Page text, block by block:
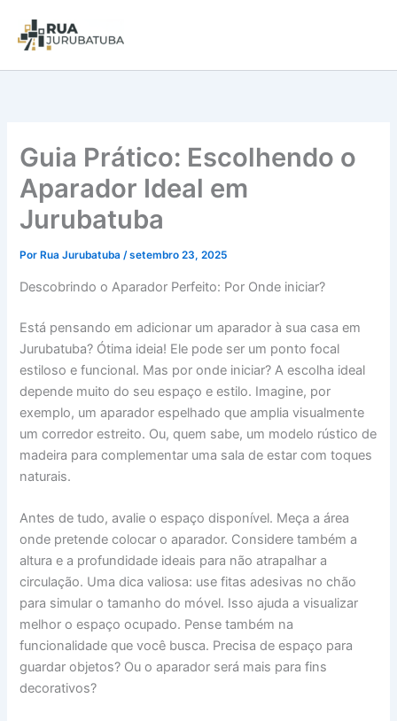
Guia Prático: Escolhendo o
Aparador Ideal em
Jurubatuba
Por Rua Jurubatuba/setembro 23, 2025
Descobrindo o Aparador Perfeito: Por Onde iniciar?
Está pensando em adicionar um aparador à sua casa em
Jurubatuba? Ótima ideia! Ele pode ser um ponto focal
estiloso e funcional. Mas por onde iniciar? A escolha ideal
depende muito do seu espaço e estilo. Imagine, por
exemplo, um aparador espelhado que amplia visualmente
um corredor estreito. Ou, quem sabe, um modelo rústico de
madeira para complementar uma sala de estar com toques
naturais.
Antes de tudo, avalie o espaço disponível. Meça a área
onde pretende colocar o aparador. Considere também a
altura e a profundidade ideais para não atrapalhar a
circulação. Uma dica valiosa: use fitas adesivas no chão
para simular o tamanho do móvel. Isso ajuda a visualizar
melhor o espaço ocupado. Pense também na
funcionalidade que você busca. Precisa de espaço para
guardar objetos? Ou o aparador será mais para fins
decorativos?